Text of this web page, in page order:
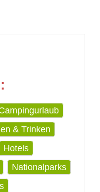
& Trinken
Hotels
Nationalparks